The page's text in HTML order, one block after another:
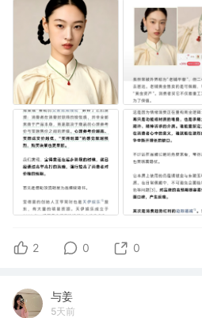
2 0 0
与姜
5天前